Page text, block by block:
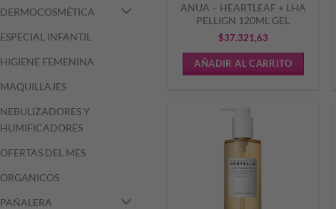
DERMOCOSMÉTICA
ESPECIAL INFANTIL
HIGIENE FEMENINA
MAQUILLAJES
NEBULIZADORES Y
HUMIFICADORES
OFERTAS DEL MES
ORGANICOS
PAÑALERA
ANUA – HEARTLEAF + LHA
PELLIGN 120ML GEL
$37.321,63
AÑADIR AL CARRITO